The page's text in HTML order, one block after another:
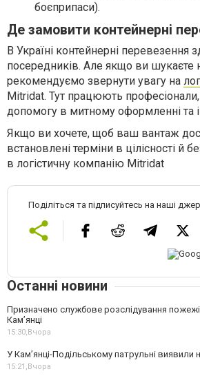
боєприпаси).
Де замовити контейнерні
В Україні контейнерні перевезення
посередників. Але якщо ви шукаєте
рекомендуємо звернути увагу на
Mitridat. Тут працюють професіонали,
допомогу в митному оформленні та
Якщо ви хочете, щоб ваш вантаж
встановлені терміни в цілісності й
в логістичну компанію Mitridat
Поділіться та підписуйтесь на наші
Останні новини
Призначено службове розслідування пожежі
Кам’янці
15:30,Вчора
У Кам’янці-Подільському патрульні виявили
15:21,Вчора